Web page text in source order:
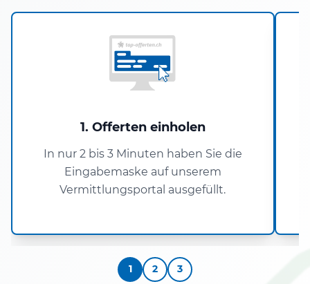
1. Offerten einholen
In nur 2 bis 3 Minuten haben Sie die
Eingabemaske auf unserem
Vermittlungsportal ausgefüllt.
1 2 3